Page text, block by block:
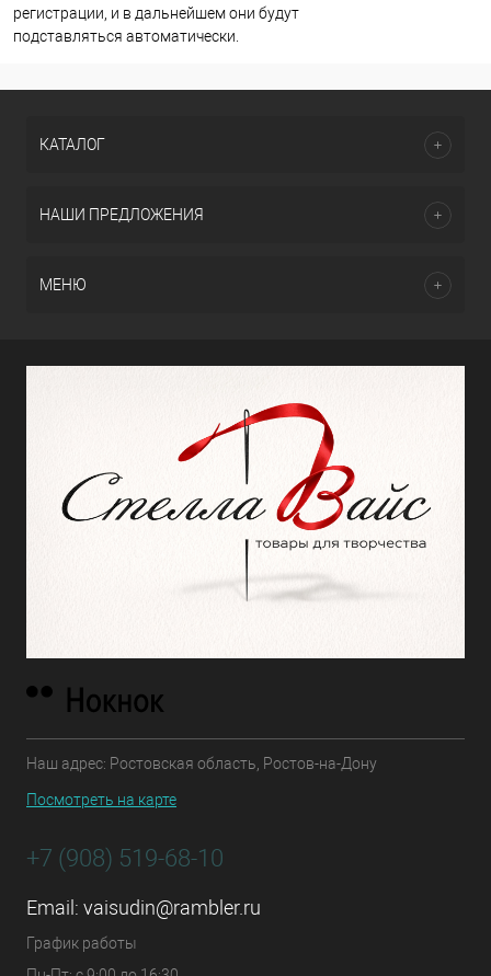
регистрации, и в дальнейшем они будут
подставляться автоматически.
КАТАЛОГ
НАШИ ПРЕДЛОЖЕНИЯ
МЕНЮ
Наш адрес: Ростовская область, Ростов-на-Дону
Посмотреть на карте
+7 (908) 519-68-10
Email: vaisudin@rambler.ru
График работы